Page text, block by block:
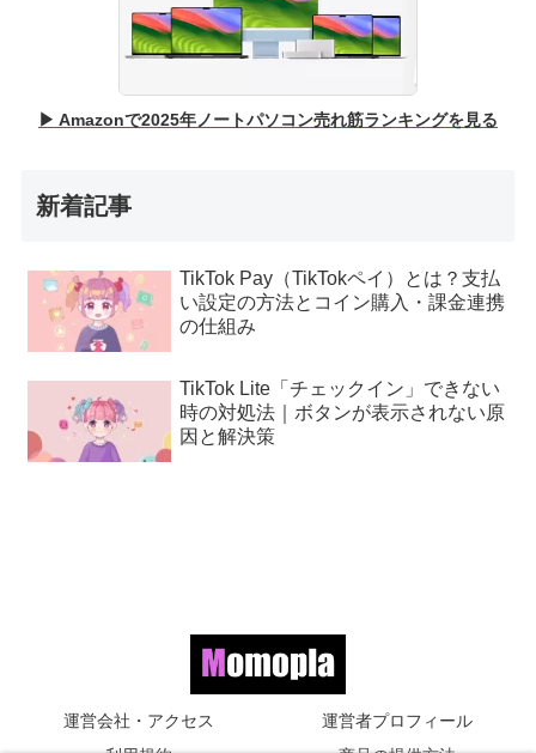
▶ Amazonで2025年ノートパソコン売れ筋ランキングを見る
新着記事
TikTok Pay（TikTokペイ）とは？支払
い設定の方法とコイン購入・課金連携
の仕組み
TikTok Lite「チェックイン」できない
時の対処法｜ボタンが表示されない原
因と解決策
運営会社・アクセス
運営者プロフィール